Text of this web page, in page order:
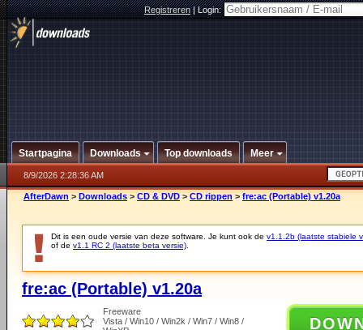
Registreren|Login:
Startpagina Downloads Top downloads Meer
8/9/2026 2:28:36 AM
AfterDawn > Downloads > CD & DVD > CD rippen > fre:ac (Portable) v1.20a
Dit is een oude versie van deze software. Je kunt ook de v1.1.2b (laatste stabiele
of de v1.1 RC 2 (laatste beta versie)
fre:ac (Portable) v1.20a
Freeware
Vista / Win10 / Win2k / Win7 / Win8 /